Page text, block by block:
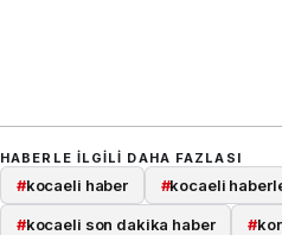
HABERLE ILGILI DAHA FAZLASI
#kocaeli haber #kocaeli
#kocaeli son dakika haber #